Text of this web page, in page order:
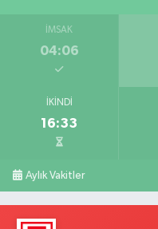
İMSAK
04:06
İKINDI
16:33
Aylık Vakitler